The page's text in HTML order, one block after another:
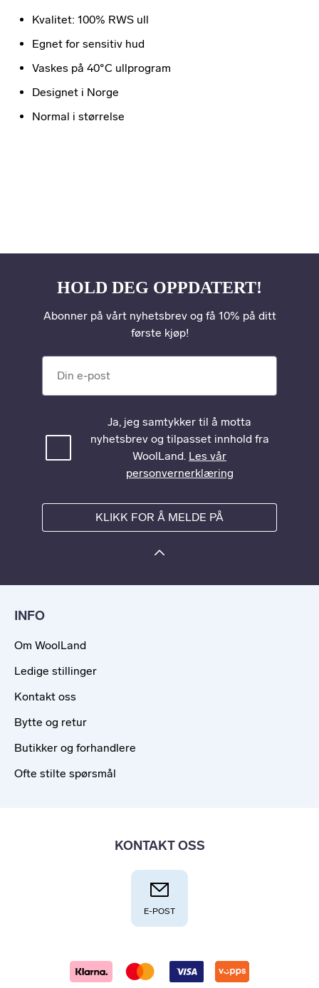
Kvalitet: 100% RWS ull
Egnet for sensitiv hud
Vaskes på 40°C ullprogram
Designet i Norge
Normal i størrelse
HOLD DEG OPPDATERT!
Abonner på vårt nyhetsbrev og få 10% på ditt
første kjøp!
Ja, jeg samtykker til å motta
nyhetsbrev og tilpasset innhold fra
WoolLand. Les vår
personvernerklæring
KLIKK FOR Å MELDE PÅ
INFO
Om WoolLand
Ledige stillinger
Kontakt oss
Bytte og retur
Butikker og forhandlere
Ofte stilte spørsmål
KONTAKT OSS
E-POST